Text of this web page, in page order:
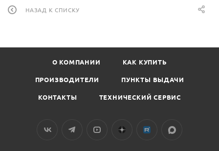
НАЗАД К СПИСКУ
О КОМПАНИИ КАК КУПИТЬ
ПРОИЗВОДИТЕЛИ ПУНКТЫ ВЫДАЧИ
КОНТАКТЫ ТЕХНИЧЕСКИЙ СЕРВИС